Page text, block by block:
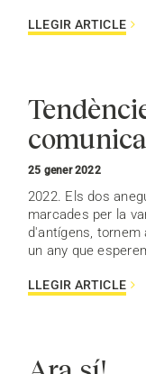
LLEGIR ARTICLE
25 gener 2022
2022. Els dos
marcades per la
d'antígens, tornem
un any que
LLEGIR ARTICLE